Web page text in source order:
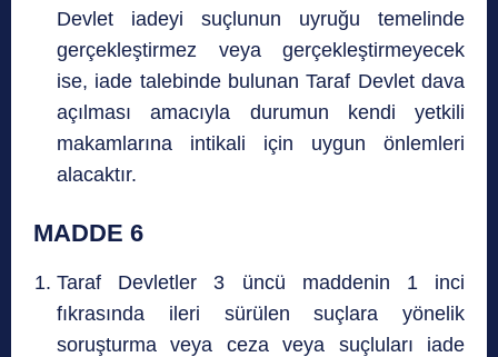
Devlet iadeyi suçlunun uyruğu temelinde
gerçekleştirmez veya gerçekleştirmeyecek
ise, iade talebinde bulunan Taraf Devlet dava
açılması amacıyla durumun kendi yetkili
makamlarına intikali için uygun önlemleri
alacaktır.
MADDE 6
Taraf Devletler 3 üncü maddenin 1 inci
fıkrasında ileri sürülen suçlara yönelik
soruşturma veya ceza veya suçluları iade